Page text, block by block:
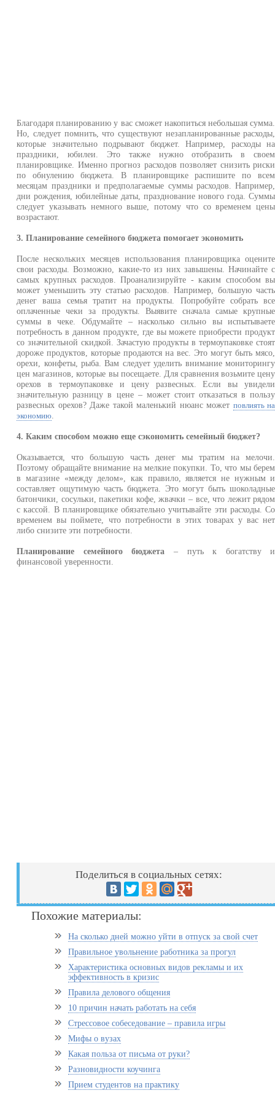
Благодаря планированию у вас сможет накопиться небольшая сумма.
Но, следует помнить, что существуют незапланированные расходы,
которые значительно подрывают бюджет. Например, расходы на
праздники, юбилеи. Это также нужно отобразить в своем
планировщике. Именно прогноз расходов позволяет снизить риски
по обнулению бюджета. В планировщике распишите по всем
месяцам праздники и предполагаемые суммы расходов. Например,
дни рождения, юбилейные даты, празднование нового года. Суммы
следует указывать немного выше, потому что со временем цены
возрастают.
3. Планирование семейного бюджета помогает экономить
После нескольких месяцев использования планировщика оцените
свои расходы. Возможно, какие-то из них завышены. Начинайте с
самых крупных расходов. Проанализируйте - каким способом вы
может уменьшить эту статью расходов. Например, большую часть
денег ваша семья тратит на продукты. Попробуйте собрать все
оплаченные чеки за продукты. Выявите сначала самые крупные
суммы в чеке. Обдумайте – насколько сильно вы испытываете
потребность в данном продукте, где вы можете приобрести продукт
со значительной скидкой. Зачастую продукты в термоупаковке стоят
дороже продуктов, которые продаются на вес. Это могут быть мясо,
орехи, конфеты, рыба. Вам следует уделить внимание мониторингу
цен магазинов, которые вы посещаете. Для сравнения возьмите цену
орехов в термоупаковке и цену развесных. Если вы увидели
значительную разницу в цене – может стоит отказаться в пользу
развесных орехов? Даже такой маленький нюанс может повлиять на
экономию
4. Каким способом можно еще сэкономить семейный бюджет?
Оказывается, что большую часть денег мы тратим на мелочи.
Поэтому обращайте внимание на мелкие покупки. То, что мы берем
в магазине «между делом», как правило, является не нужным и
составляет ощутимую часть бюджета. Это могут быть шоколадные
батончики, сосульки, пакетики кофе, жвачки – все, что лежит рядом
с кассой. В планировщике обязательно учитывайте эти расходы. Со
временем вы поймете, что потребности в этих товарах у вас нет
либо снизите эти потребности.
Планирование семейного бюджета – путь к богатству и
финансовой уверенности.
Поделиться в социальных сетях:
Похожие материалы:
На сколько дней можно уйти в отпуск за свой счет
Правильное увольнение работника за прогул
Характеристика основных видов рекламы и их
эффективность в кризис
Правила делового общения
10 причин начать работать на себя
Стрессовое собеседование – правила игры
Мифы о вузах
Какая польза от письма от руки?
Разновидности коучинга
Прием студентов на практику